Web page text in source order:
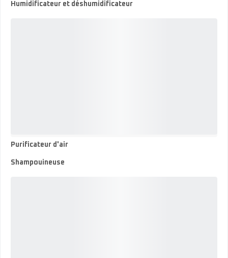
Humidificateur et déshumidificateur
Purificateur d'air
d'air
Shampouineuse